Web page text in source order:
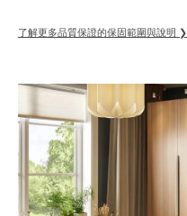
了解更多品質保證的保固範圍與說明 ❯